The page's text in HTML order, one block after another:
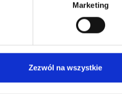
Marketing
Zezwól na wszystkie